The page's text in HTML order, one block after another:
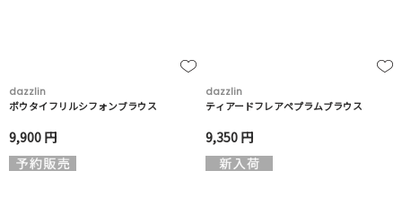
dazzlin
ボウタイフリルシフォンブラウス
9,900 円
dazzlin
ティアードフレアペプラムブラウス
9,350 円